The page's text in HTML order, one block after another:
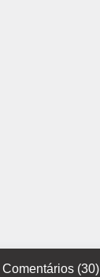
Comentários (30)